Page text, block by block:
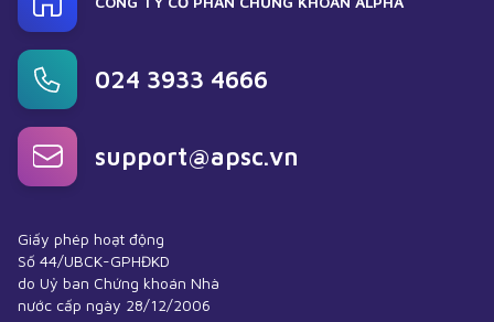
024 3933 4666
support@apsc.vn
Giấy phép hoạt động
Số 44/UBCK-GPHĐKD
do Uỷ ban Chứng khoán Nhà
nước cấp ngày 28/12/2006